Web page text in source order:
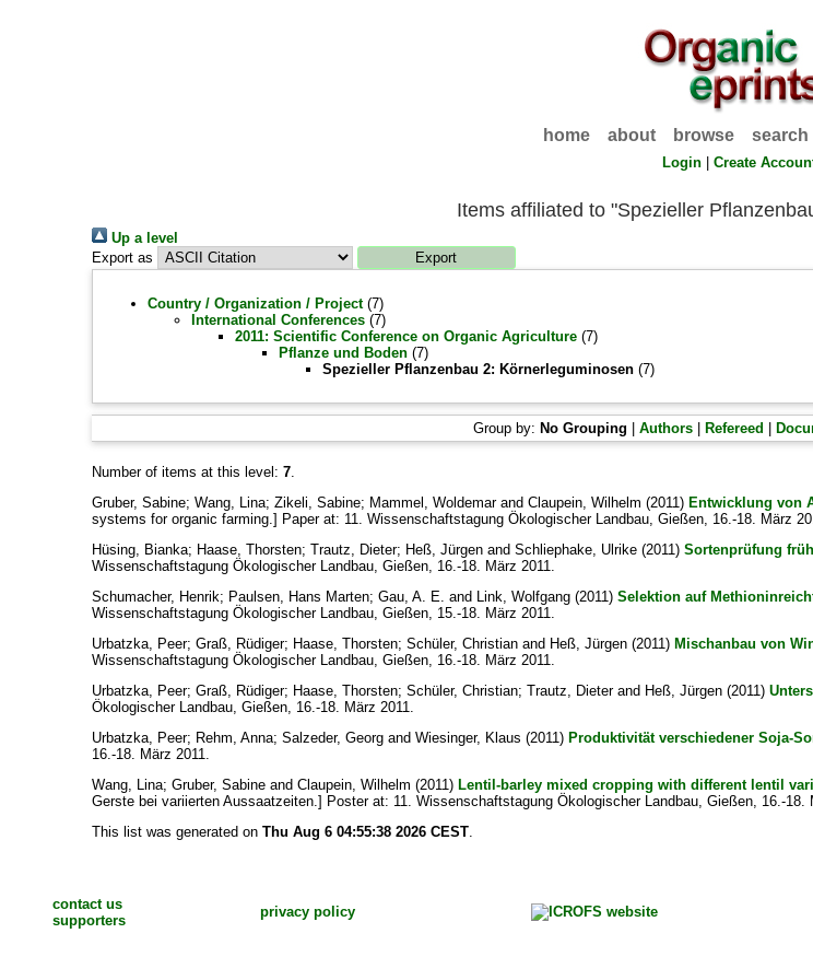
home about browse search
Login |Create
Items affiliated to "Spezieller
Up a level
Export as
Country / Organization / Project(7)
International Conferences(7)
2011: Scientific Conference on Organic Agriculture(7)
Pflanze und Boden(7)
Spezieller Pflanzenbau 2: Körnerleguminosen(7)
Group by: No Grouping |Authors Refereed
Number of items at this level: 7.
Gruber, Sabine; Wang, Lina; Zikeli, Sabine; Mammel, Woldemarand Claupein, Wilhelm (2011) Entwicklung von
systems for organic farming.] Paper at: 11. Wissenschaftstagung Ökologischer Landbau, Gießen, 16.-18. März
Hüsing, Bianka; Haase, Thorsten; Trautz, Dieter; Heß, Jürgenand Schliephake, Ulrike(2011) Sortenprüfung
Wissenschaftstagung Ökologischer Landbau, Gießen, 16.-18. März 2011.
Schumacher, Henrik; Paulsen, Hans Marten; Gau, A. E. and Link, Wolfgang(2011) Selektion auf
Wissenschaftstagung Ökologischer Landbau, Gießen, 15.-18. März 2011.
Urbatzka, Peer; Graß, Rüdiger; Haase, Thorsten; Schüler, Christianand Heß, Jürgen(2011) Mischanbau von
Wissenschaftstagung Ökologischer Landbau, Gießen, 16.-18. März 2011.
Urbatzka, Peer; Graß, Rüdiger; Haase, Thorsten; Schüler, Christian; Trautz, Dieterand Heß, Jürgen(2011)
Ökologischer Landbau, Gießen, 16.-18. März 2011.
Urbatzka, Peer; Rehm, Anna; Salzeder, Georgand Wiesinger, Klaus (2011) Produktivität verschiedener Soja-
16.-18. März 2011.
Wang, Lina; Gruber, Sabineand Claupein, Wilhelm (2011) Lentil-barley mixed cropping with different lentil
Gerste bei variierten Aussaatzeiten.] Poster at: 11. Wissenschaftstagung Ökologischer Landbau, Gießen, 16.-18.
This list was generated on Thu Aug 6 04:55:38 2026 CEST.
contact us
supporters
privacy policy